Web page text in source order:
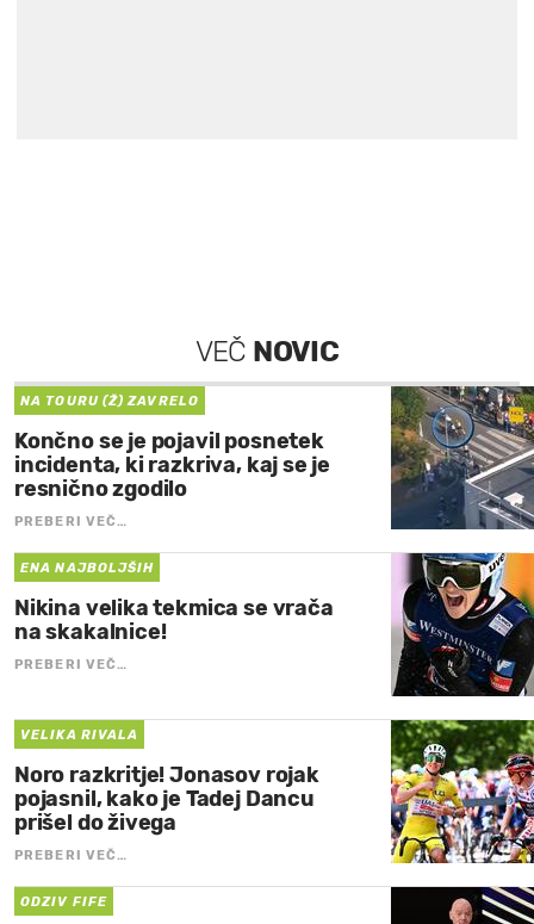
VEČ NOVIC
NA TOURU (Ž) ZAVRELO
Končno se je pojavil posnetek
incidenta, ki razkriva, kaj se je
resnično zgodilo
PREBERI VEČ…
ENA NAJBOLJŠIH
Nikina velika tekmica se vrača
na skakalnice!
PREBERI VEČ…
VELIKA RIVALA
Noro razkritje! Jonasov rojak
pojasnil, kako je Tadej Dancu
prišel do živega
PREBERI VEČ…
ODZIV FIFE